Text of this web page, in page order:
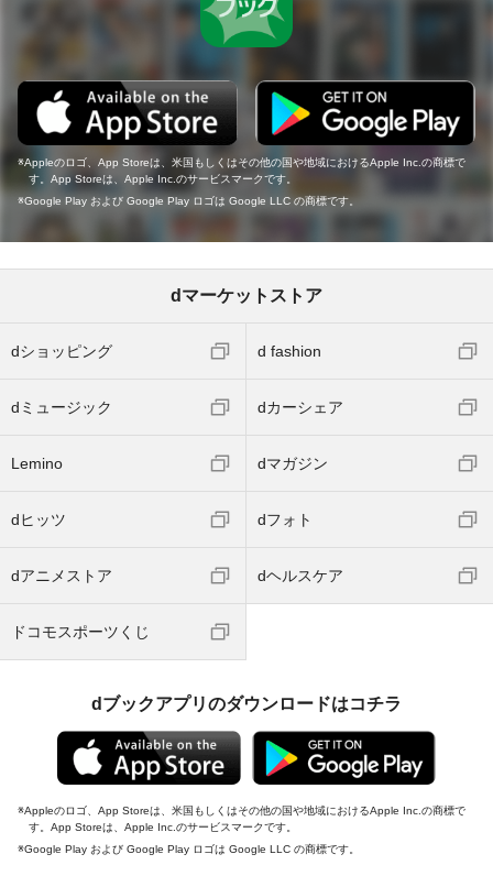
Appleのロゴ、App Storeは、米国もしくはその他の国や地域におけるApple Inc.の商標で
す。App Storeは、Apple Inc.のサービスマークです。
Google Play および Google Play ロゴは Google LLC の商標です。
dマーケットストア
dショッピング d fashion
dミュージック dカーシェア
Lemino dマガジン
dヒッツ dフォト
dアニメストア dヘルスケア
ドコモスポーツくじ
dブックアプリのダウンロードはコチラ
Appleのロゴ、App Storeは、米国もしくはその他の国や地域におけるApple Inc.の商標で
す。App Storeは、Apple Inc.のサービスマークです。
Google Play および Google Play ロゴは Google LLC の商標です。